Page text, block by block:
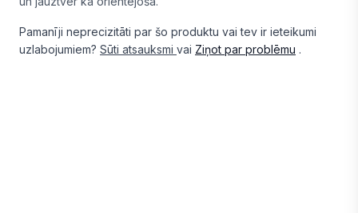
Pamanīji neprecizitāti par šo produktu vai tev ir ieteikumi
uzlabojumiem? Sūti atsauksmi vai Ziņot par problēmu .